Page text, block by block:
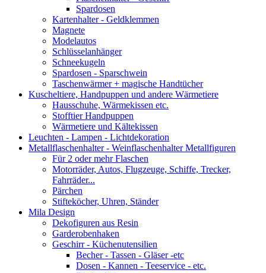
Spardosen
Kartenhalter - Geldklemmen
Magnete
Modelautos
Schlüsselanhänger
Schneekugeln
Spardosen - Sparschwein
Taschenwärmer + magische Handtücher
Kuscheltiere, Handpuppen und andere Wärmetiere
Hausschuhe, Wärmekissen etc.
Stofftier Handpuppen
Wärmetiere und Kältekissen
Leuchten - Lampen - Lichtdekoration
Metallflaschenhalter - Weinflaschenhalter Metallfiguren
Für 2 oder mehr Flaschen
Motorräder, Autos, Flugzeuge, Schiffe, Trecker,
Fahrräder...
Pärchen
Stifteköcher, Uhren, Ständer
Mila Design
Dekofiguren aus Resin
Garderobenhaken
Geschirr - Küchenutensilien
Becher - Tassen - Gläser -etc
Dosen - Kannen - Teeservice - etc.